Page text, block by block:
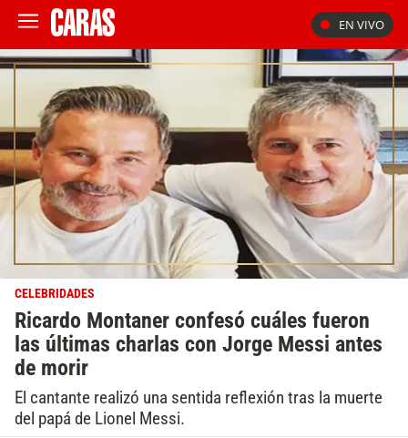
EN VIVO
CELEBRIDADES
Ricardo Montaner confesó cuáles fueron
las últimas charlas con Jorge Messi antes
de morir
El cantante realizó una sentida reflexión tras la muerte
del papá de Lionel Messi.